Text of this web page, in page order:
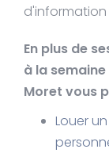
d'information
En plus de
à la
Moret vous
Louer